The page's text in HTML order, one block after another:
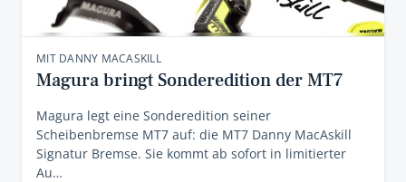
MIT DANNY MACASKILL
Magura bringt Sonderedition der MT7
Magura legt eine Sonderedition seiner
Scheibenbremse MT7 auf: die MT7 Danny MacAskill
Signatur Bremse. Sie kommt ab sofort in limitierter
Au…